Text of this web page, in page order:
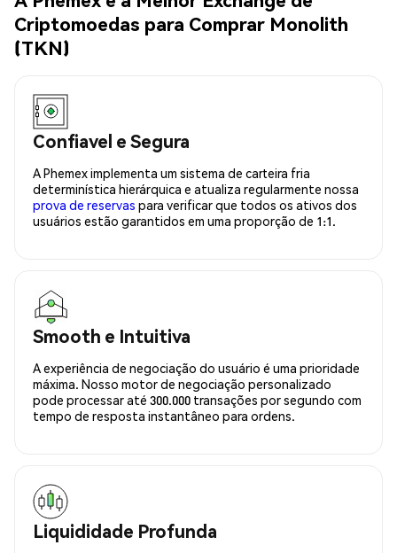
Criptomoedas para Comprar Monolith
(TKN)
Confiavel e Segura
A Phemex implementa um sistema de carteira fria
determinística hierárquica e atualiza regularmente nossa
prova de reservas para verificar que todos os ativos dos
usuários estão garantidos em uma proporção de 1:1.
Smooth e Intuitiva
A experiência de negociação do usuário é uma prioridade
máxima. Nosso motor de negociação personalizado
pode processar até 300.000 transações por segundo com
tempo de resposta instantâneo para ordens.
Liquididade Profunda